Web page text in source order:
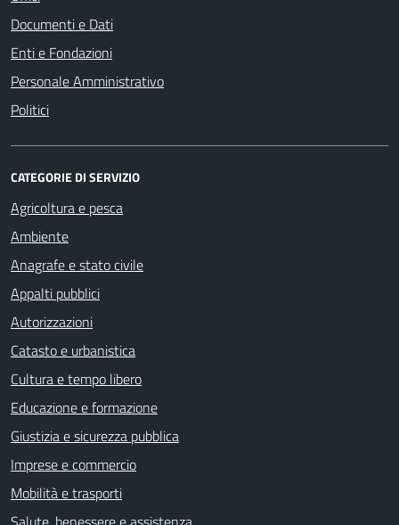
Documenti e Dati
Enti e Fondazioni
Personale Amministrativo
Politici
CATEGORIE DI SERVIZIO
Agricoltura e pesca
Ambiente
Anagrafe e stato civile
Appalti pubblici
Autorizzazioni
Catasto e urbanistica
Cultura e tempo libero
Educazione e formazione
Giustizia e sicurezza pubblica
Imprese e commercio
Mobilità e trasporti